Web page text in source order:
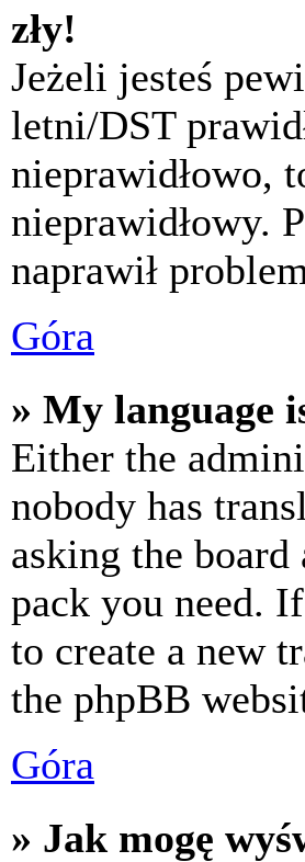
zły!
Jeżeli jesteś
letni/DST
nieprawidłowo,
nieprawidłowy.
naprawił
Góra
» My language
Either the
nobody has
asking the
pack you need.
to create a new
the phpBB
Góra
» Jak mogę